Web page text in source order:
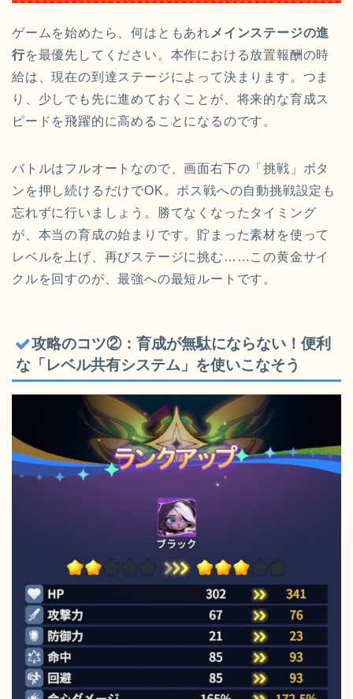
ゲームを始めたら、何はともあれ メインステージの進
行を最優先してください。本作における放置報酬の時
給は、現在の到達ステージによって決まります。つま
り、少しでも先に進めておくことが、将来的な育成ス
ピードを飛躍的に高めることになるのです。
バトルはフルオートなので、画面右下の「挑戦」ボタ
ンを押し続けるだけでOK。ボス戦への自動挑戦設定も
忘れずに行いましょう。勝てなくなったタイミング
が、本当の育成の始まりです。貯まった素材を使って
レベルを上げ、再びステージに挑む……この黄金サイ
クルを回すのが、最強への最短ルートです。
攻略のコツ②：育成が無駄にならない！便利
な「レベル共有システム」を使いこなそう